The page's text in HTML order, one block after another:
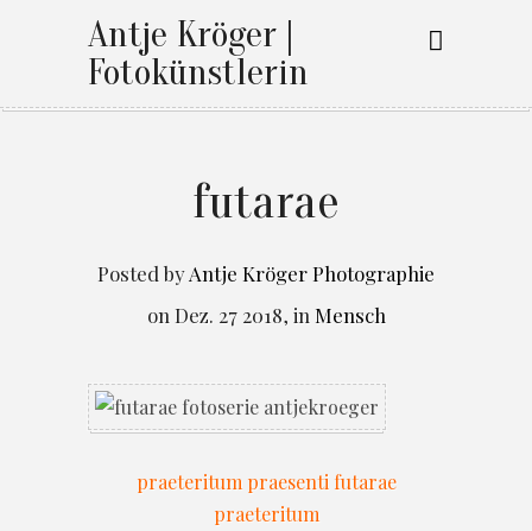
Antje Kröger |
Fotokünstlerin
futarae
Posted byAntje Kröger Photographie
on Dez. 27 2018, in Mensch
praeteritum praesenti futarae
praeteritum